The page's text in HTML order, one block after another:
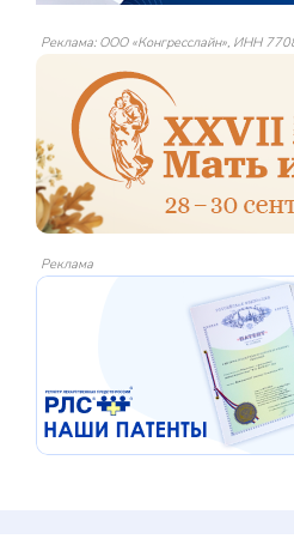
Реклама: ООО «Конгресслайн», ИНН
Реклама